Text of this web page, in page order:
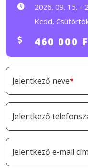
2026. 09. 15. -
Kedd,
460 000
Jelentkező neve
Jelentkező
Jelentkező e-mail